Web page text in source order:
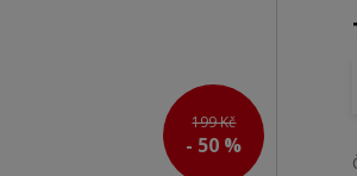
199 Kč
- 50 %